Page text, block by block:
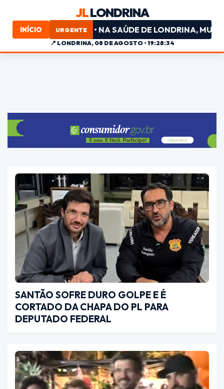
JLLONDRINA
INÍCIO URGENTE
FEDERAL • NA SAÚDE DE LONDRINA, MUITA
📍 LONDRINA, 08 DE AGOSTO • 19:28:35
SANTÃO SOFRE DURO GOLPE E É
CORTADO DA CHAPA DO PL PARA
DEPUTADO FEDERAL